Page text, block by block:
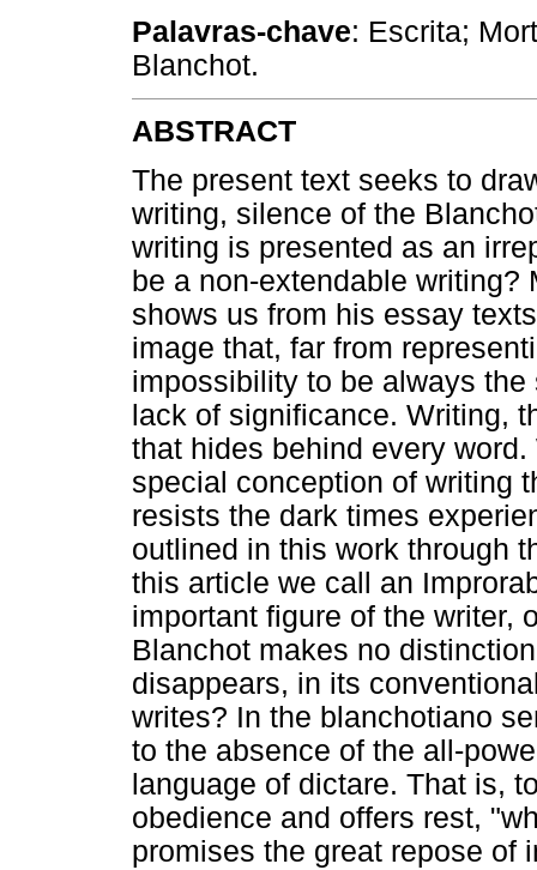
Palavras-chave: Escrita;
Blanchot.
ABSTRACT
The present text seeks to
writing, silence of the
writing is presented as an
be a non-extendable
shows us from his essay
image that, far from
impossibility to be always
lack of significance. Writing,
that hides behind every
special conception of writing
resists the dark times
outlined in this work through
this article we call an
important figure of the writer,
Blanchot makes no
disappears, in its
writes? In the blanchotiano
to the absence of the all-
language of dictare. That is,
obedience and offers rest,
promises the great repose of